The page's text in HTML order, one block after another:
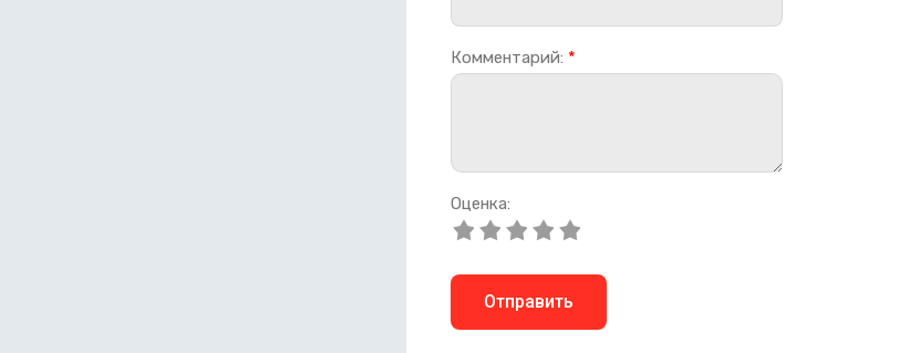
Комментарий: *
Оценка:
Отправить